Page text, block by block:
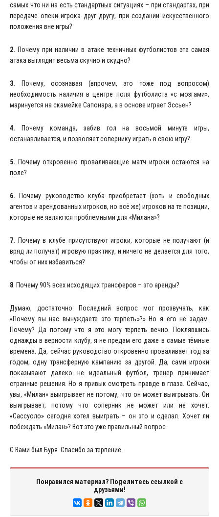
самых что ни на есть стандартных ситуациях – при стандартах, при
передаче опеки игрока друг другу, при создании искусственного
положения вне игры?
2. Почему при наличии в атаке техничных футболистов эта самая
атака выглядит весьма скучно и скудно?
3. Почему, осознавая (впрочем, это тоже под вопросом)
необходимость наличия в центре поля футболиста «с мозгами»,
маринуется на скамейке Сапонара, а в основе играет Эссьен?
4. Почему команда, забив гол на восьмой минуте игры,
останавливается, и позволяет сопернику играть в свою игру?
5. Почему откровенно проваливающие матч игроки остаются на
поле?
6. Почему руководство клуба приобретает (хоть и свободных
агентов и арендованных игроков, но всё же) игроков на те позиции,
которые не являются проблемными для «Милана»?
7. Почему в клубе присутствуют игроки, которые не получают (и
вряд ли получат) игровую практику, и ничего не делается для того,
чтобы от них избавиться?
8 . Почему 90% всех исходящих трансферов – это аренды?
Думаю, достаточно. Последний вопрос мог прозвучать, как
«Почему вы нас вынуждаете это терпеть»?» Но я его не задам.
Почему? Да потому что я это могу терпеть вечно. Поклявшись
однажды в верности клубу, я не предам его даже в самые тёмные
времена. Да, сейчас руководство откровенно проваливает год за
годом, одну трансферную кампанию за другой. Да, сами игроки
показывают далеко не идеальный футбол, тренер принимает
странные решения. Но я привык смотреть правде в глаза. Сейчас,
увы, «Милан» выигрывает не потому, что он может выигрывать. Он
выигрывает, потому что соперник не может или не хочет.
«Сассуоло» сегодня хотел выиграть – он это и сделал. Хочет ли
побеждать «Милан»? Вот это уже правильный вопрос.
C Вами был Буря. Спасибо за терпение.
Понравился материал? Поделитесь ссылкой с
друзьями!